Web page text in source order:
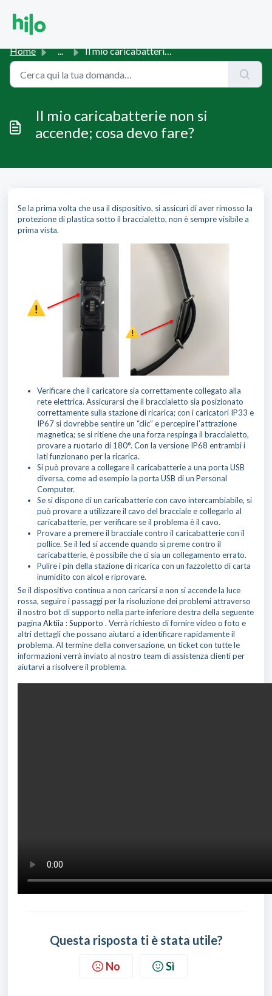
Home ... Il mio caricabatterie non si accende; cosa devo fare?
Il mio caricabatterie non si
accende; cosa devo fare?
Se la prima volta che usa il dispositivo, si assicuri di aver rimosso la
protezione di plastica sotto il braccialetto, non è sempre visibile a
prima vista.
Verificare che il caricatore sia correttamente collegato alla
rete elettrica. Assicurarsi che il braccialetto sia posizionato
correttamente sulla stazione di ricarica; con i caricatori IP33 e
IP67 si dovrebbe sentire un “clic” e percepire l'attrazione
magnetica; se si ritiene che una forza respinga il braccialetto,
provare a ruotarlo di 180°. Con la versione IP68 entrambi i
lati funzionano per la ricarica.
Si può provare a collegare il caricabatterie a una porta USB
diversa, come ad esempio la porta USB di un Personal
Computer.
Se si dispone di un caricabatterie con cavo intercambiabile, si
può provare a utilizzare il cavo del bracciale e collegarlo al
caricabatterie, per verificare se il problema è il cavo.
Provare a premere il bracciale contro il caricabatterie con il
pollice. Se il led si accende quando si preme contro il
caricabatterie, è possibile che ci sia un collegamento errato.
Pulire i pin della stazione di ricarica con un fazzoletto di carta
inumidito con alcol e riprovare.
Se il dispositivo continua a non caricarsi e non si accende la luce
rossa, seguire i passaggi per la risoluzione dei problemi attraverso
il nostro bot di supporto nella parte inferiore destra della seguente
pagina Aktiia : Supporto . Verrà richiesto di fornire video o foto e
altri dettagli che possano aiutarci a identificare rapidamente il
problema. Al termine della conversazione, un ticket con tutte le
informazioni verrà inviato al nostro team di assistenza clienti per
aiutarvi a risolvere il problema.
Questa risposta ti è stata utile?
No Sì